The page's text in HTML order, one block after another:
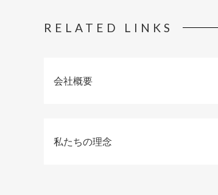
RELATED LINKS
会社概要
私たちの理念